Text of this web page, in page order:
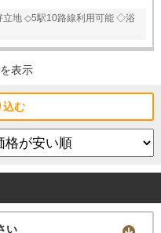
立地 ◇5駅10路線利用可能 ◇浴
表示
込む
い